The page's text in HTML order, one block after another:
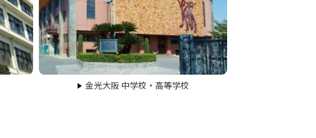
金光大阪 中学校・高等学校